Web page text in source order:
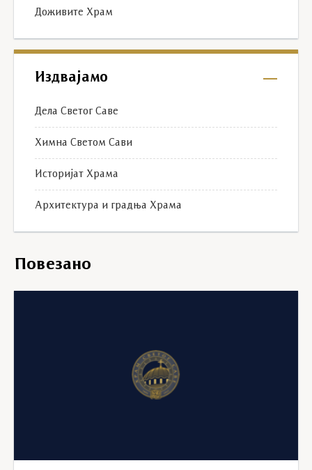
Доживите Храм
Издвајамо
Дела Светог Саве
Химна Светом Сави
Историјат Храма
Архитектура и градња Храма
Повезано